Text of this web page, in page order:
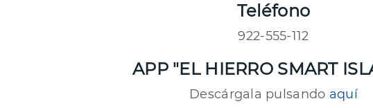
Teléfono
922-555-112
APP "EL HIERRO SMART
Descárgala pulsando aquí